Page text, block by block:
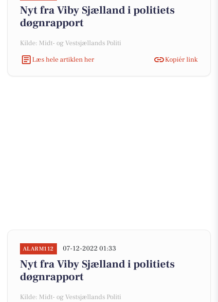
Nyt fra Viby Sjælland i politiets
døgnrapport
Kilde: Midt- og Vestsjællands Politi
Læs hele artiklen her
Kopiér link
ALARM112 07-12-2022 01:33
Nyt fra Viby Sjælland i politiets
døgnrapport
Kilde: Midt- og Vestsjællands Politi